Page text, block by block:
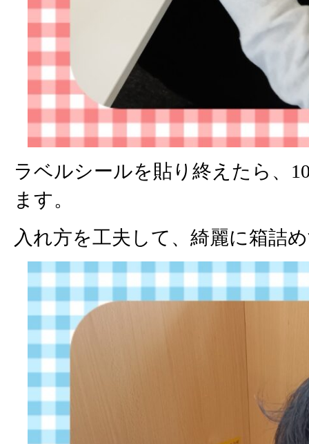
ラベルシールを貼り終えたら、
ます。
入れ方を工夫して、綺麗に箱詰